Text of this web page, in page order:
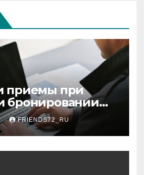
приемы при
бронировании
FRIENDS72_RU